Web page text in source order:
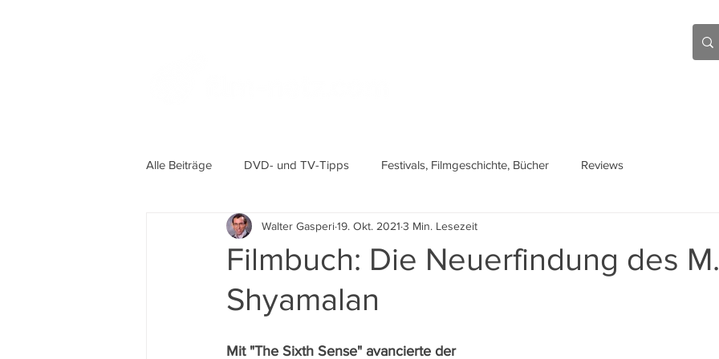
Alle Beiträge DVD- und TV-Tipps Festivals, Filmgeschichte, Bücher Reviews
Filmbuch: Die Neuerfindung des
Shyamalan
Walter Gasperi19. Okt. 2021 3 Min. Lesezeit
Mit "The Sixth Sense" avancierte der